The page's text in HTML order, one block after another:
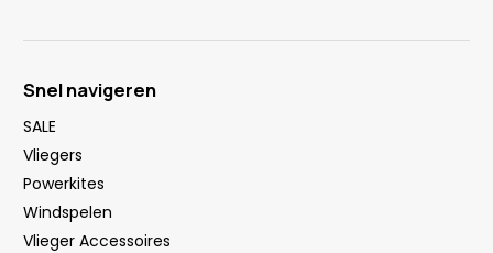
Snel navigeren
SALE
Vliegers
Powerkites
Windspelen
Vlieger Accessoires